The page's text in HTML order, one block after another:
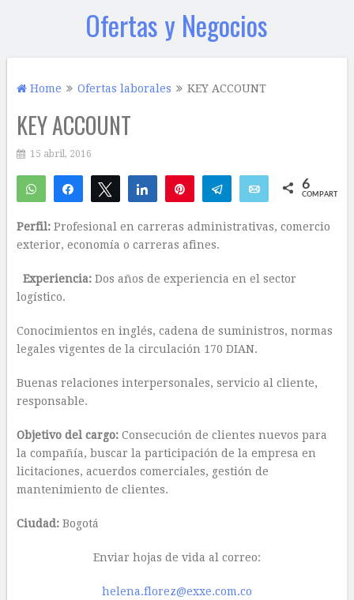
Ofertas y Negocios
Home Ofertas laborales KEY ACCOUNT
KEY ACCOUNT
15 abril, 2016
WhatsAppCompartirTwittear Compartir Telegram Email 6
COMPARTIR
Perfil:Profesional en carreras administrativas, comercio
exterior, economía o carreras afines.
Experiencia:Dos años de experiencia en el sector
logístico.
Conocimientos en inglés, cadena de suministros, normas
legales vigentes de la circulación 170 DIAN.
Buenas relaciones interpersonales, servicio al cliente,
responsable.
Objetivo del cargo:Consecución de clientes nuevos para
la compañía, buscar la participación de la empresa en
licitaciones, acuerdos comerciales, gestión de
mantenimiento de clientes.
Ciudad:Bogotá
Enviar hojas de vida al correo:
helena.florez@exxe.com.co